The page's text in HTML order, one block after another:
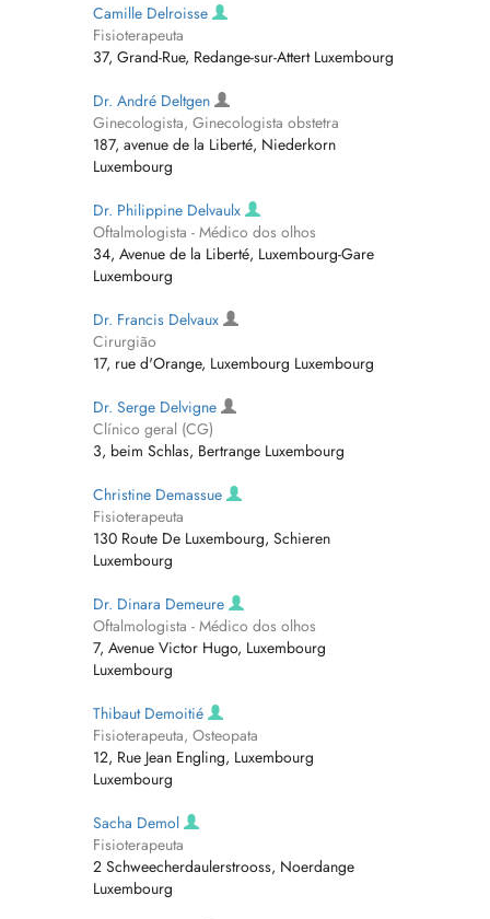
Camille Delroisse
Fisioterapeuta
37, Grand-Rue, Redange-sur-Attert Luxembourg
Dr. André Deltgen
Ginecologista, Ginecologista obstetra
187, avenue de la Liberté, Niederkorn
Luxembourg
Dr. Philippine Delvaulx
Oftalmologista - Médico dos olhos
34, Avenue de la Liberté, Luxembourg-Gare
Luxembourg
Dr. Francis Delvaux
Cirurgião
17, rue d'Orange, Luxembourg Luxembourg
Dr. Serge Delvigne
Clínico geral (CG)
3, beim Schlas, Bertrange Luxembourg
Christine Demassue
Fisioterapeuta
130 Route De Luxembourg, Schieren
Luxembourg
Dr. Dinara Demeure
Oftalmologista - Médico dos olhos
7, Avenue Victor Hugo, Luxembourg
Luxembourg
Thibaut Demoitié
Fisioterapeuta, Osteopata
12, Rue Jean Engling, Luxembourg
Luxembourg
Sacha Demol
Fisioterapeuta
2 Schweecherdaulerstrooss, Noerdange
Luxembourg